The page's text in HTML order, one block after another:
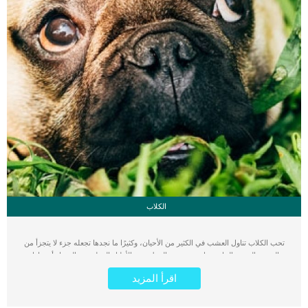
الكلاب
تحب الكلاب تناول العشب في الكثير من الأحيان، وكثيرًا ما نجدها تجعله جزء لا يتجزأ من
الروتين اليومي الخاص بها ومن حسن الحظ صرح الأطباء البيطريين والخبراء أن تناول
الكلاب للعشب لا يستدعي القلق على الإطلاق. ولكن يتساءل الكثيرون لماذا تأكل الكلاب
العشب والحشائش والنباتات الخضراء؟ تختلف الكلاب في تناولها للطعام عن القطط،
فالقطط في طبيعتها ليست آكلة للحوم مثل الكلاب كما أنها لا تحب تناول العشب الموجود
اقرأ المزيد